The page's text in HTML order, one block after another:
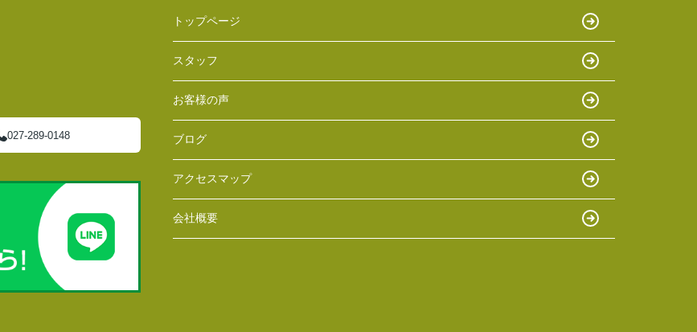
027-289-0148
トップページ
スタッフ
お客様の声
ブログ
アクセスマップ
会社概要